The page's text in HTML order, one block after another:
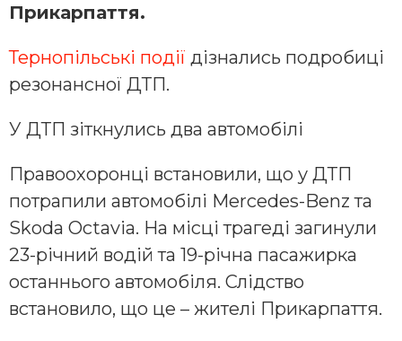
Прикарпаття.
Тернопільські події дізнались подробиці
резонансної ДТП.
У ДТП зіткнулись два автомобілі
Правоохоронці встановили, що у ДТП
потрапили автомобілі Mercedes-Benz та
Skoda Octavia. На місці трагеді загинули
23-річний водій та 19-річна пасажирка
останнього автомобіля. Слідство
встановило, що це – жителі Прикарпаття.